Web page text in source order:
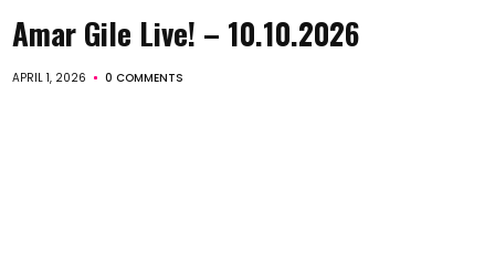
Amar Gile Live! – 10.10.2026
APRIL 1, 2026 0 COMMENTS